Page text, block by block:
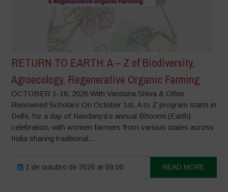
RETURN TO EARTH: A – Z of Biodiversity,
Agroecology, Regenerative Organic Farming
OCTOBER 1-16, 2026 With Vandana Shiva & Other
Renowned Scholars On October 1st, A to Z program starts in
Delhi, for a day of Navdanya’s annual Bhoomi (Earth)
celebration, with women farmers from various states across
India sharing traditional...
1 de outubro de 2026 at 09:00 READ MORE